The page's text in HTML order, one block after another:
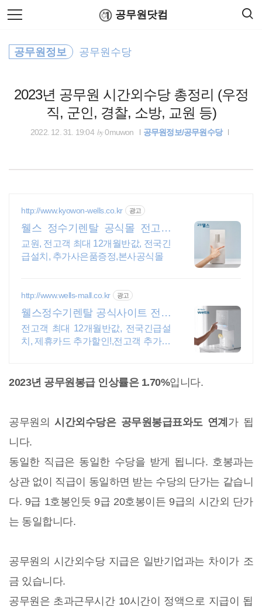
본
문
로
공무원닷컴
2023년 공무원 시간외수당 총정리 (우정
직, 군인, 경찰, 소방, 교원 등)
공무원정보 공무원수당
2022. 12. 31. 19:04 by0muwon 공무원정보/공무원수당
http://www.kyowon-wells.co.kr 광고
웰스 정수기렌탈 공식몰 전고객
최대 12개월 반값!
교원, 전고객 최대 12개월반값, 전국긴
급설치, 추가사은품증정,본사공식몰
http://www.wells-mall.co.kr 광고
웰스정수기렌탈 공식사이트 전고
객 12개월 반값!
전고객 최대 12개월반값, 전국긴급설
치, 제휴카드 추가할인!,전고객 추가사
2023년 공무원봉급 인상률은 1.70%입니다.
공무원의시간외수당은 공무원봉급표와도 연계 가 됩
니다.
동일한 직급은 동일한 수당을 받게 됩니다. 호봉과는
상관 없이 직급이 동일하면 받는 수당의 단가는 같습니
다. 9급 1호봉인듯 9급 20호봉이든 9급의 시간외 단가
는 동일합니다.
공무원의 시간외수당 지급은 일반기업과는 차이가 조
금 있습니다.
공무원은 초과근무시간 10시간이 정액으로 지급이 됩
검
색
공무원연금
고용노동부
공무원연금관리공단
국토교통부
기초연금